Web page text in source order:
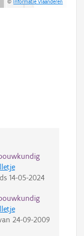
©Informatie Vlaanderen
14-05-2024
24-09-2009